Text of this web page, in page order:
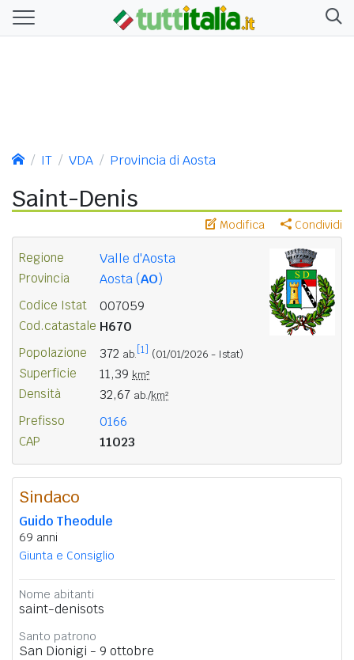
IT VDA Provincia di Aosta
Saint-Denis
Modifica Condividi
Regione Valle d'Aosta
Provincia Aosta (AO)
Codice Istat 007059
Cod.catastale H670
Popolazione 372 ab. [1] (01/01/2026 - Istat)
Superficie 11,39 km²
Densità 32,67 ab./km²
Prefisso 0166
CAP 11023
Sindaco
Guido Theodule
69 anni
Giunta e Consiglio
Nome abitanti
saint-denisots
Santo patrono
San Dionigi - 9 ottobre